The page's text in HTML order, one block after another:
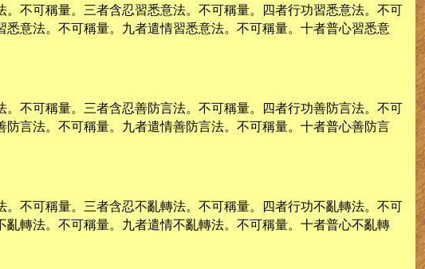
不可稱量。三者含忍習悉意法。不可稱量。四者行功習悉意法。不可
意法。不可稱量。九者遣情習悉意法。不可稱量。十者普心習悉意
不可稱量。三者含忍善防言法。不可稱量。四者行功善防言法。不可
言法。不可稱量。九者遣情善防言法。不可稱量。十者普心善防言
不可稱量。三者含忍不亂轉法。不可稱量。四者行功不亂轉法。不可
轉法。不可稱量。九者遣情不亂轉法。不可稱量。十者普心不亂轉